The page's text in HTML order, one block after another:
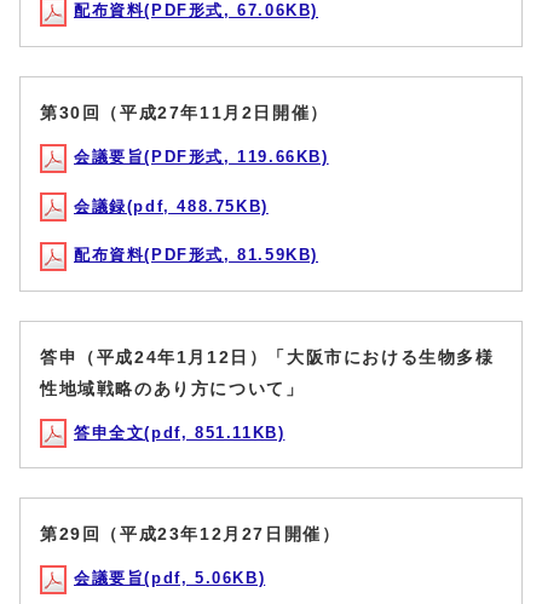
配布資料(PDF形式, 67.06KB)
第30回（平成27年11月2日開催）
会議要旨(PDF形式, 119.66KB)
会議録(pdf, 488.75KB)
配布資料(PDF形式, 81.59KB)
答申（平成24年1月12日）「大阪市における生物多様
性地域戦略のあり方について」
答申全文(pdf, 851.11KB)
第29回（平成23年12月27日開催）
会議要旨(pdf, 5.06KB)